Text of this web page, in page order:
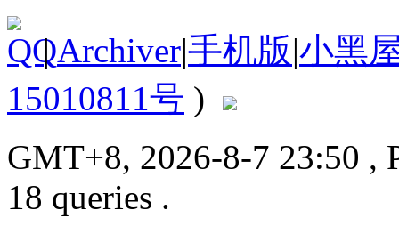
| Archiver|手机版|小黑
15010811号 )
GMT+8, 2026-8-7 23:50 ,
18 queries .